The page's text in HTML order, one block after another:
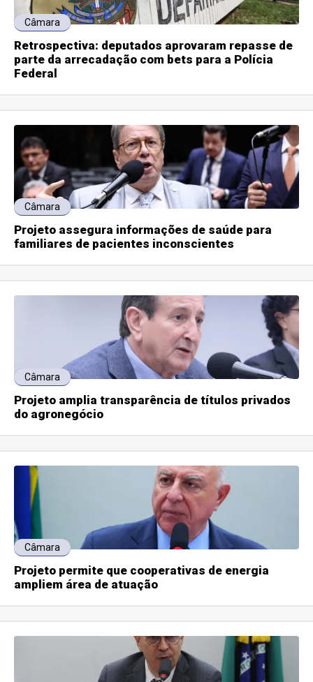
Câmara
Retrospectiva: deputados aprovaram repasse de
parte da arrecadação com bets para a Polícia
Federal
Câmara
Projeto assegura informações de saúde para
familiares de pacientes inconscientes
Câmara
Projeto amplia transparência de títulos privados
do agronegócio
Câmara
Projeto permite que cooperativas de energia
ampliem área de atuação